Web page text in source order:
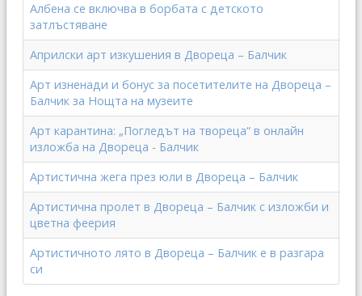
Албена се включва в борбата с детското
затлъстяване
Априлски арт изкушения в Двореца – Балчик
Арт изненади и бонус за посетителите на Двореца –
Балчик за Нощта на музеите
Арт карантина: „Погледът на твореца“ в онлайн
изложба на Двореца - Балчик
Артистична жега през юли в Двореца – Балчик
Артистична пролет в Двореца – Балчик с изложби и
цветна феерия
Артистичното лято в Двореца – Балчик е в разгара
си